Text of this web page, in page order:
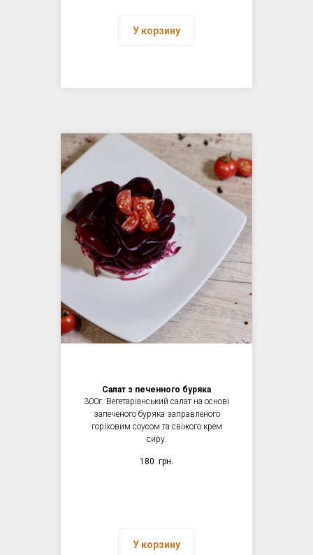
У корзину
Салат з печенного буряка
300г. Вегетаріанський салат на основі
запеченого буряка заправленого
горіховим соусом та свіжого крем
сиру.
180 грн.
У корзину